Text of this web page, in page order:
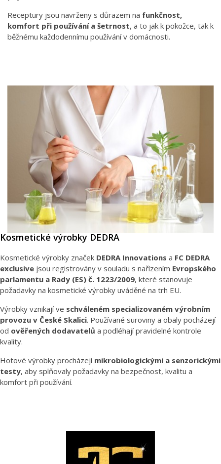
Receptury jsou navrženy s důrazem na funkčnost,
komfort při používání a šetrnost, a to jak k pokožce, tak k
běžnému každodennímu používání v domácnosti.
Kosmetické výrobky DEDRA
Kosmetické výrobky značek DEDRA Innovations a FC DEDRA
exclusive jsou registrovány v souladu s nařízením Evropského
parlamentu a Rady (ES) č. 1223/2009, které stanovuje
požadavky na kosmetické výrobky uváděné na trh EU.
Výrobky vznikají ve schváleném specializovaném výrobním
provozu v České Skalici. Používané suroviny a obaly pocházejí
od ověřených dodavatelů a podléhají pravidelné kontrole
kvality.
Hotové výrobky procházejí mikrobiologickými a senzorickými
testy, aby splňovaly požadavky na bezpečnost, kvalitu a
komfort při používání.